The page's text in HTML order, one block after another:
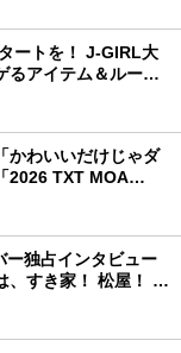
ートを！ J-GIRL大
るアイテム＆ルーテ
かわいいだけじゃダ
2026 TXT MOA
細レポ【後編】
ー独占インタビュー
すき家！ 松屋！ ミ